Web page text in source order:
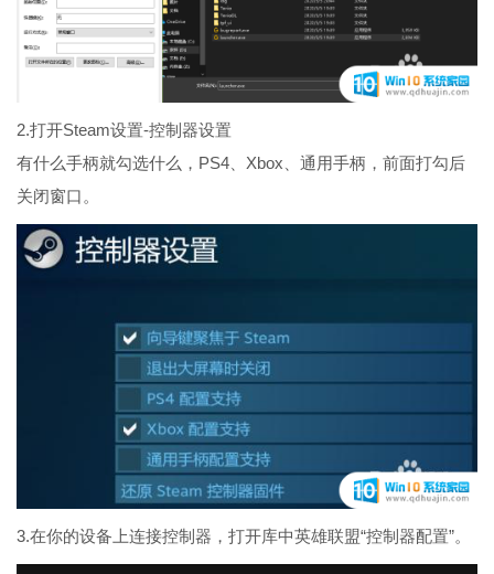
2.打开Steam设置-控制器设置
有什么手柄就勾选什么，PS4、Xbox、通用手柄，前面打勾后
关闭窗口。
3.在你的设备上连接控制器，打开库中英雄联盟“控制器配置”。